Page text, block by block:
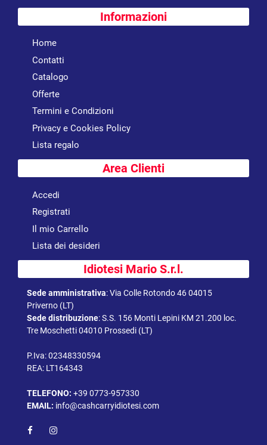
Informazioni
Home
Contatti
Catalogo
Offerte
Termini e Condizioni
Privacy e Cookies Policy
Lista regalo
Area Clienti
Accedi
Registrati
Il mio Carrello
Lista dei desideri
Idiotesi Mario S.r.l.
Sede amministrativa:Via Colle Rotondo 46 04015
Priverno (LT)
Sede distribuzione:S.S. 156 Monti Lepini KM 21.200 loc.
Tre Moschetti 04010 Prossedi (LT)
P.Iva: 02348330594
REA: LT164343
TELEFONO: +39 0773-957330
EMAIL: info@cashcarryidiotesi.com